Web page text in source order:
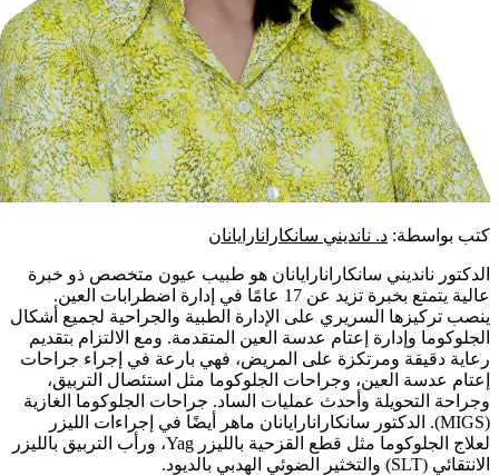
كتب بواسطة: د. نانديني سانكارانارايانان
الدكتور نانديني سانكارانارايانان هو طبيب عيون متخصص ذو خبرة
عالية يتمتع بخبرة تزيد عن 17 عامًا في إدارة اضطرابات العين.
ينصب تركيزها السريري على الإدارة الطبية والجراحية لجميع أشكال
الجلوكوما وإدارة إعتام عدسة العين المتقدمة. ومع الالتزام بتقديم
رعاية دقيقة ومرتكزة على المريض، فهي بارعة في إجراء جراحات
إعتام عدسة العين، وجراحات الجلوكوما مثل استئصال التربيق،
وجراحة التحويلة وأحدث عمليات الساد. جراحات الجلوكوما الغازية
(MIGS). الدكتور سانكارانارايانان ماهر أيضًا في إجراءات الليزر
لعلاج الجلوكوما مثل قطع القزحية بالليزر Yag، ورأب التربيق بالليزر
الانتقائي (SLT) والتخثير الضوئي الهدبي بالديود.